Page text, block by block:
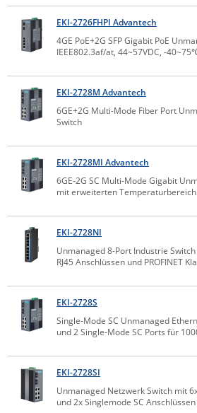
TEKTELIC
Teltonika
Unwired Networks
Vision
WATTECO
Westermo
Yuasa
ZPE Systems
News zu unseren Herstellern
EKI-2726FHPI Advantech
4GE PoE+2G SFP Gigabit PoE
IEEE802.3af/at, 44~57VDC, -
EKI-2728M Advantech
6GE+2G Multi-Mode Fiber Port
Switch
EKI-2728MI Advantech
6GE-2G SC Multi-Mode Gigabit
mit erweiterten
EKI-2728NI
Unmanaged 8-Port Industrie
RJ45 Anschlüssen und PROFINET
EKI-2728S
Single-Mode SC Unmanaged
und 2 Single-Mode SC Ports für
EKI-2728SI
Unmanaged Netzwerk Switch mit
und 2x Singlemode SC Anschlüssen